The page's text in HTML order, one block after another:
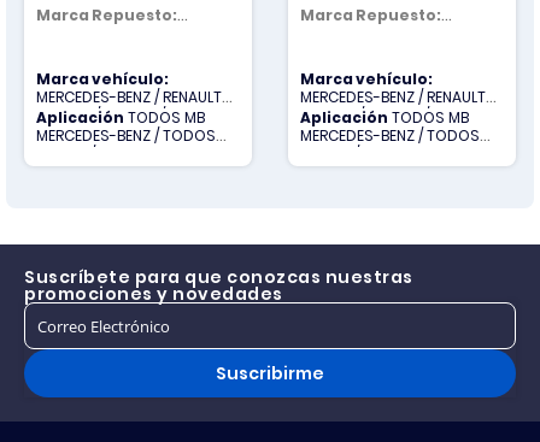
Marca Repuesto:
Marca vehículo:
MERCEDES-BENZ / RENAULT
TRUCKS / SCANIA / TODOS
OTROS / VOLVO
Aplicación TODOS MB
MERCEDES-BENZ / TODOS
OTROS / TODOS R RENAULT
TRUCKS / TODOS S SCANIA /
Marca Repuesto:
Marca vehículo:
MERCEDES-BENZ / RENAULT
TRUCKS / SCANIA / TODOS
OTROS / VOLVO
Aplicación TODOS MB
MERCEDES-BENZ / TODOS
OTROS / TODOS R RENAULT
TRUCKS / TODOS S SCANIA /
Suscríbete para que conozcas nuestras
promociones y novedades
Suscribirme